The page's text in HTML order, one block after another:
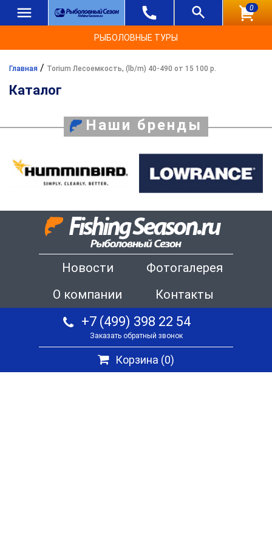
0
РЫБОЛОВНЫЕ ТУРЫ
Главная / Torium Лесоемкость, (lb/m) 40-490 от 15 100 р.
Каталог
Наши бренды
Новости
Фотогалерея
О компании
Контакты
+7 (499) 398 22 54
Заказать обратный звонок
Корзина (0)